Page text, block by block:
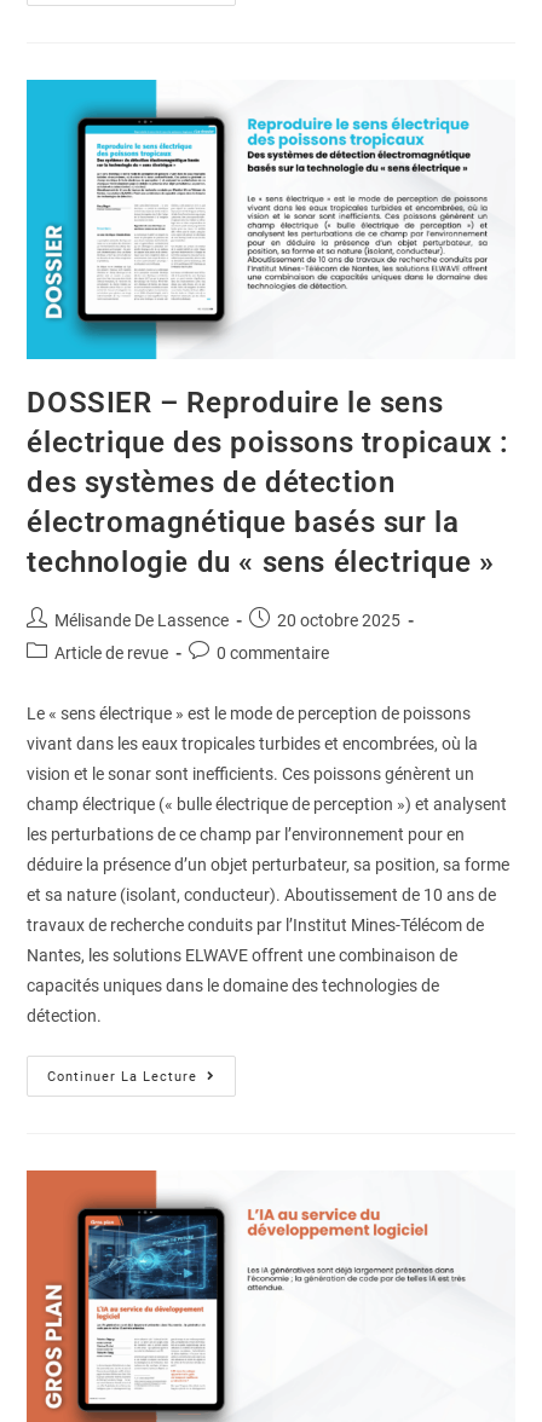
DOSSIER – Reproduire le sens
électrique des poissons tropicaux :
des systèmes de détection
électromagnétique basés sur la
technologie du « sens électrique »
Mélisande De Lassence
20 octobre 2025
Article de revue
0 commentaire
Le « sens électrique » est le mode de perception de poissons
vivant dans les eaux tropicales turbides et encombrées, où la
vision et le sonar sont inefficients. Ces poissons génèrent un
champ électrique (« bulle électrique de perception ») et analysent
les perturbations de ce champ par l’environnement pour en
déduire la présence d’un objet perturbateur, sa position, sa forme
et sa nature (isolant, conducteur). Aboutissement de 10 ans de
travaux de recherche conduits par l’Institut Mines-Télécom de
Nantes, les solutions ELWAVE offrent une combinaison de
capacités uniques dans le domaine des technologies de
détection.
Continuer La Lecture